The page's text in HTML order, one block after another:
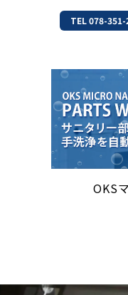
TEL 078-
OKS